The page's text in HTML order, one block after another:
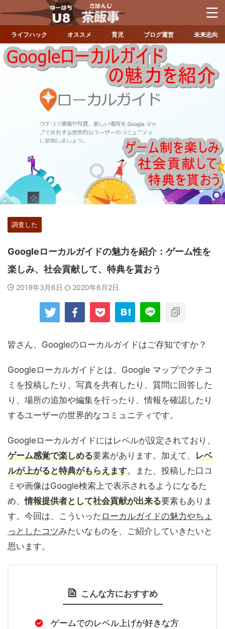
ライフハック オススメ 育児 ブログ運営 未来志向
調査した
Googleローカルガイドの魅力を紹介：ゲーム性を
楽しみ、社会貢献して、特典を貰おう
2019年3月6日 2020年6月2日
皆さん、Googleのローカルガイドはご存知ですか？
Googleローカルガイドとは、Google マップでクチコ
ミを投稿したり、写真を共有したり、質問に回答した
り、場所の追加や編集を行ったり、情報を確認したり
するユーザーの世界的なコミュニティです。
Googleローカルガイドにはレベルが設定されており、
ゲーム感覚で楽しめる要素があります。加えて、 レベ
ルが上がると特典がもらえます。また、投稿した口コ
ミや画像はGoogle検索上で表示されるようになるた
め、情報提供者として社会貢献が出来る要素もありま
す。今回は、こういった ローカルガイドの魅力やちょ
っとしたコツみたいなものを、ご紹介していきたいと
思います。
こんな方におすすめ
ゲームでのレベル上げが好きな方